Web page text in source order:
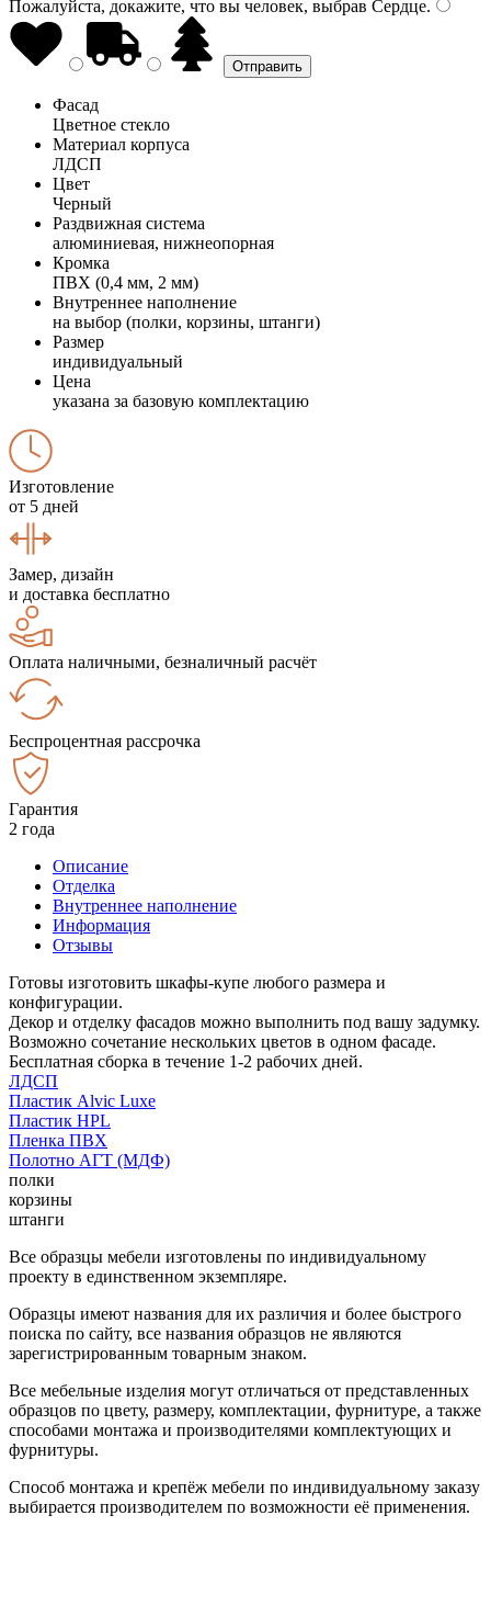
Пожалуйста, докажите, что вы человек, выбрав Сердце.
Фасад
Цветное стекло
Материал корпуса
ЛДСП
Цвет
Черный
Раздвижная система
алюминиевая, нижнеопорная
Кромка
ПВХ (0,4 мм, 2 мм)
Внутреннее наполнение
на выбор (полки, корзины, штанги)
Размер
индивидуальный
Цена
указана за базовую комплектацию
Изготовление
от 5 дней
Замер, дизайн
и доставка бесплатно
Оплата наличными, безналичный расчёт
Беспроцентная рассрочка
Гарантия
2 года
Описание
Отделка
Внутреннее наполнение
Информация
Отзывы
Готовы изготовить шкафы-купе любого размера и
конфигурации.
Декор и отделку фасадов можно выполнить под вашу задумку.
Возможно сочетание нескольких цветов в одном фасаде.
Бесплатная сборка в течение 1-2 рабочих дней.
ЛДСП
Пластик Alvic Luxe
Пластик HPL
Пленка ПВХ
Полотно АГТ (МДФ)
полки
корзины
штанги
Все образцы мебели изготовлены по индивидуальному
проекту в единственном экземпляре.
Образцы имеют названия для их различия и более быстрого
поиска по сайту, все названия образцов не являются
зарегистрированным товарным знаком.
Все мебельные изделия могут отличаться от представленных
образцов по цвету, размеру, комплектации, фурнитуре, а также
способами монтажа и производителями комплектующих и
фурнитуры.
Способ монтажа и крепёж мебели по индивидуальному заказу
выбирается производителем по возможности её применения.